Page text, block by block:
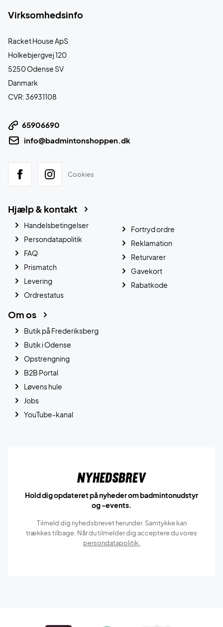
Virksomhedsinfo
Racket House ApS
Holkebjergvej 120
5250 Odense SV
Danmark
CVR: 36931108
65906690
info@badmintonshoppen.dk
Cookies
Hjælp & kontakt
Handelsbetingelser
Persondatapolitik
FAQ
Prismatch
Levering
Ordrestatus
Fortryd ordre
Reklamation
Returvarer
Gavekort
Rabatkode
Om os
Butik på Frederiksberg
Butik i Odense
Opstrengning
B2B Portal
Løvens hule
Jobs
YouTube-kanal
Nyhedsbrev
Hold dig opdateret på nyheder om badmintonudstyr
og -events.
Tilmeld dig nyhedsbrevet herunder. Samtykke kan
trækkes tilbage. Når du tilmelder dig acceptere du vores
persondatapolitik.